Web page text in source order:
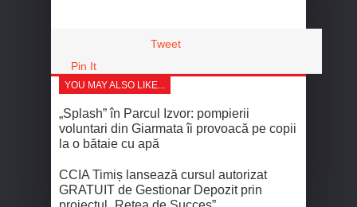
Tweet
Pin It
YOU MAY ALSO LIKE...
„Splash” în Parcul Izvor: pompierii
voluntari din Giarmata îi provoacă pe copii
la o bătaie cu apă
CCIA Timiș lansează cursul autorizat
GRATUIT de Gestionar Depozit prin